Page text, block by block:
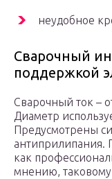
неудобное
Сварочный
поддержкой
Сварочный ток –
Диаметр
Предусмотрены
антиприлипания.
как
мнению, таковому